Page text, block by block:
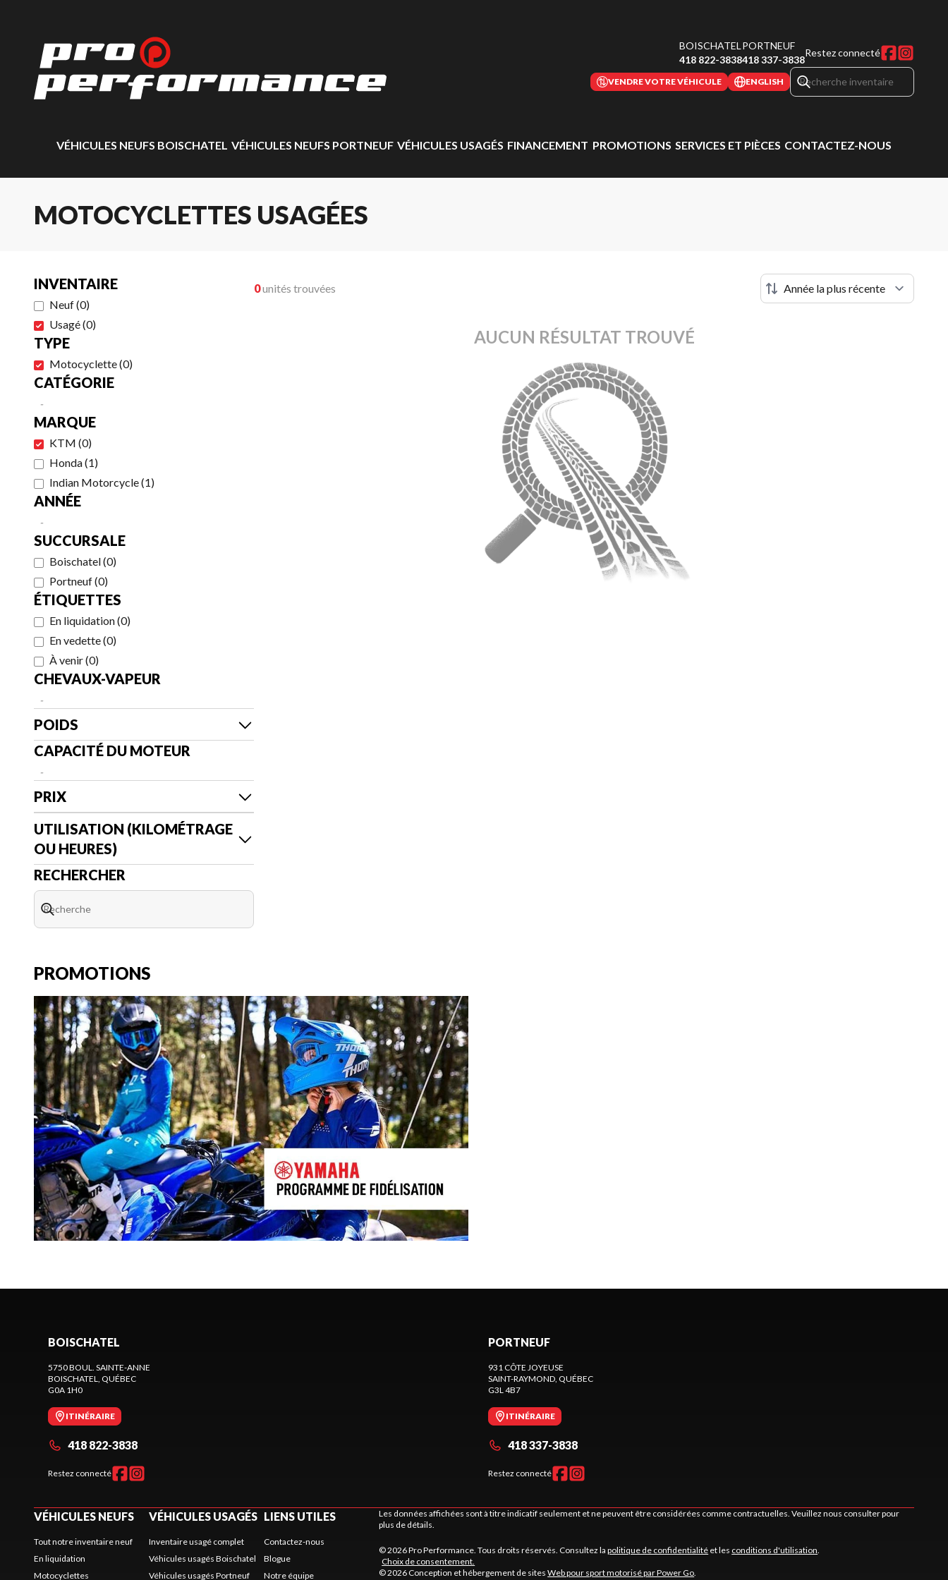
BOISCHATEL
418 822-3838
PORTNEUF
418 337-3838
Restez connecté
VENDRE VOTRE VÉHICULE ENGLISH
VÉHICULES NEUFS BOISCHATEL VÉHICULES NEUFS PORTNEUF VÉHICULES USAGÉS FINANCEMENT PROMOTIONS SERVICES ET PIÈCES CONTACTEZ-NOUS
MOTOCYCLETTES USAGÉES
INVENTAIRE
Neuf(0)
Usagé(0)
TYPE
Motocyclette(0)
CATÉGORIE
-
MARQUE
KTM (0)
Honda(1)
Indian Motorcycle(1)
ANNÉE
-
SUCCURSALE
Boischatel(0)
Portneuf(0)
ÉTIQUETTES
En liquidation(0)
En vedette(0)
À venir(0)
CHEVAUX-VAPEUR
-
POIDS
CAPACITÉ DU MOTEUR
-
PRIX
UTILISATION (KILOMÉTRAGE
OU HEURES)
RECHERCHER
0unités trouvées
AUCUN RÉSULTAT TROUVÉ
PROMOTIONS
BOISCHATEL
5750 BOUL. SAINTE-ANNE
BOISCHATEL
, QUÉBEC
G0A 1H0
ITINÉRAIRE
418 822-3838
Restez connecté
PORTNEUF
931 CÔTE JOYEUSE
SAINT-RAYMOND , QUÉBEC
G3L 4B7
ITINÉRAIRE
418 337-3838
Restez connecté
VÉHICULES NEUFS
Tout notre inventaire neuf
En liquidation
Motocyclettes
VÉHICULES USAGÉS
Inventaire usagé complet
Véhicules usagés Boischatel
Véhicules usagés Portneuf
LIENS UTILES
Contactez-nous
Blogue
Notre équipe
Les données affichées sont à titre indicatif seulement et ne peuvent être considérées comme contractuelles. Veuillez nous consulter pour
plus de détails.
© 2026 Pro Performance. Tous droits réservés. Consultez lapolitique de confidentialité et les conditions d'utilisation
Choix de consentement.
© 2026 Conception et hébergement de sitesWeb pour sport motorisé par Power Go